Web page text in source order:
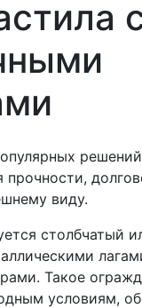
прочности,
виду.
столбчатый
Такое
условиям,